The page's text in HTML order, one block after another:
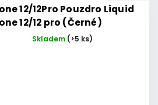
12/12Pro Pouzdro Liquid
12/12 pro (Černé)
Skladem (>5 ks)